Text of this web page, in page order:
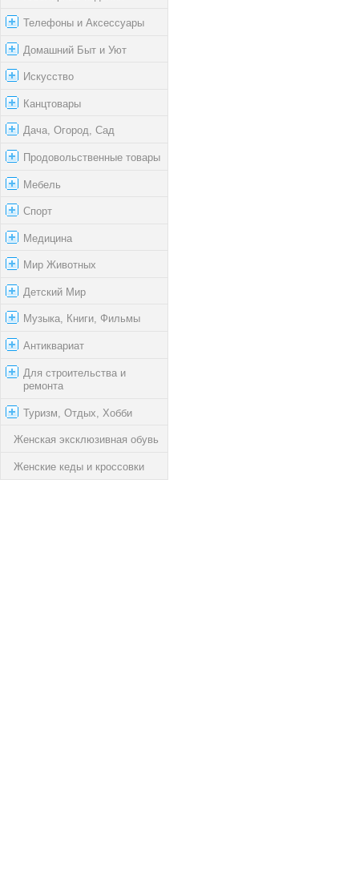
Телефоны и Аксессуары
Домашний Быт и Уют
Искусство
Канцтовары
Дача, Огород, Сад
Продовольственные товары
Мебель
Спорт
Медицина
Мир Животных
Детский Мир
Музыка, Книги, Фильмы
Антиквариат
Для строительства и
ремонта
Туризм, Отдых, Хобби
Женская эксклюзивная обувь
Женские кеды и кроссовки